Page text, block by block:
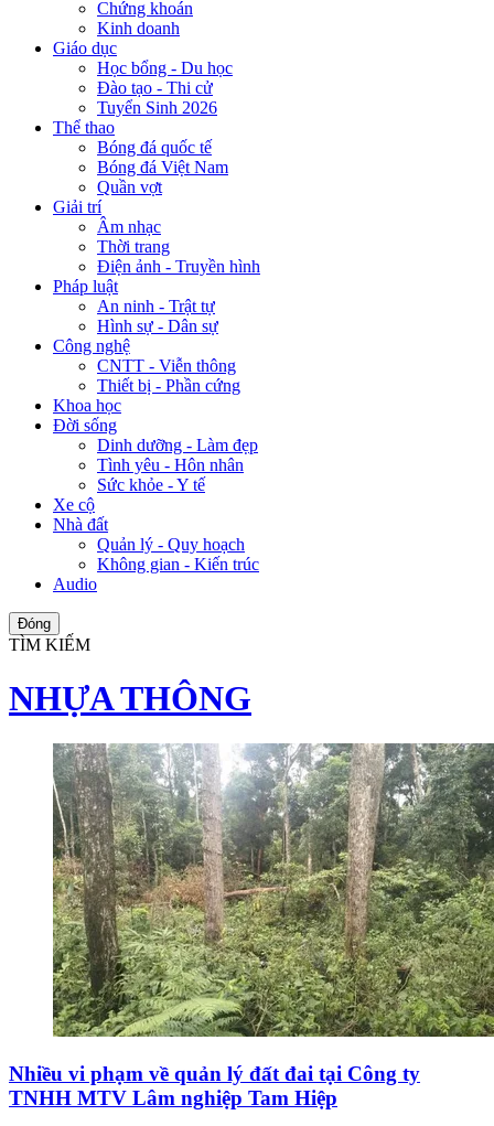
Chứng khoán
Kinh doanh
Giáo dục
Học bổng - Du học
Đào tạo - Thi cử
Tuyển Sinh 2026
Thể thao
Bóng đá quốc tế
Bóng đá Việt Nam
Quần vợt
Giải trí
Âm nhạc
Thời trang
Điện ảnh - Truyền hình
Pháp luật
An ninh - Trật tự
Hình sự - Dân sự
Công nghệ
CNTT - Viễn thông
Thiết bị - Phần cứng
Khoa học
Đời sống
Dinh dưỡng - Làm đẹp
Tình yêu - Hôn nhân
Sức khỏe - Y tế
Xe cộ
Nhà đất
Quản lý - Quy hoạch
Không gian - Kiến trúc
Audio
Đóng
TÌM KIẾM
NHỰA THÔNG
Nhiều vi phạm về quản lý đất đai tại Công ty
TNHH MTV Lâm nghiệp Tam Hiệp